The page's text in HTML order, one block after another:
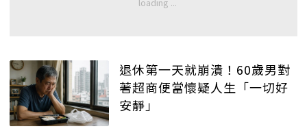
退休第一天就崩潰！60歲男對
著超商便當懷疑人生「一切好
安靜」